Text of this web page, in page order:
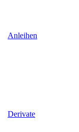
Anleihen
Derivate